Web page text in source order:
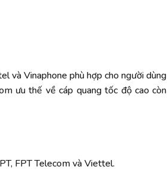
và Vinaphone phù hợp cho người dùng
ưu thế về cáp quang tốc độ cao còn
FPT Telecom và Viettel.